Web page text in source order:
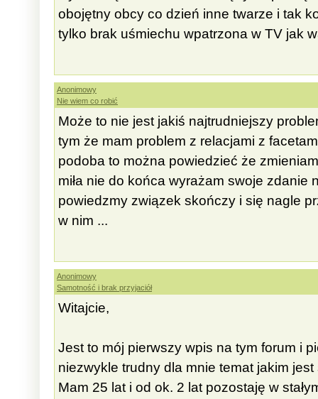
obojętny obcy co dzień inne twarze i tak
tylko brak uśmiechu wpatrzona w TV jak
Anonimowy
Nie wiem co robić
Może to nie jest jakiś najtrudniejszy
tym że mam problem z relacjami z
podoba to można powiedzieć że
miła nie do końca wyrażam swoje zdanie
powiedzmy związek skończy i się nagle
w nim ...
Anonimowy
Samotność i brak przyjaciół
Witajcie,
Jest to mój pierwszy wpis na tym forum i
niezwykle trudny dla mnie temat jakim
Mam 25 lat i od ok. 2 lat pozostaję w